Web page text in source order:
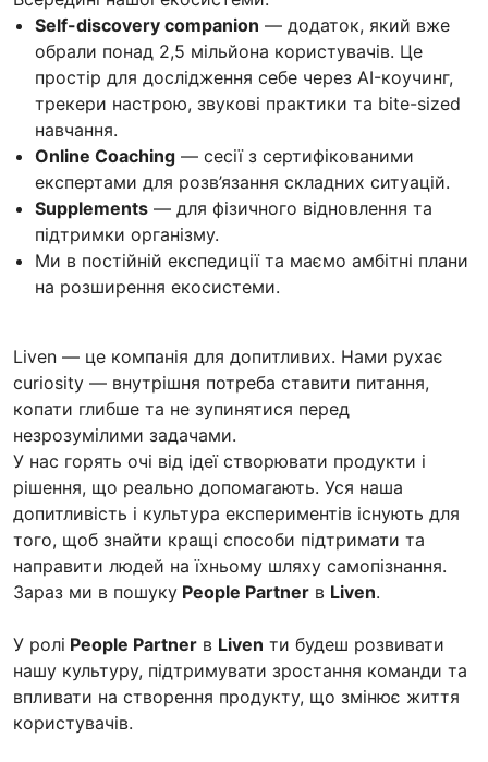
Self-discovery companion — додаток, який вже
обрали понад 2,5 мільйона користувачів. Це
простір для дослідження себе через AI-коучинг,
трекери настрою, звукові практики та bite-sized
навчання.
Online Coaching — сесії з сертифікованими
експертами для розв’язання складних ситуацій.
Supplements — для фізичного відновлення та
підтримки організму.
Ми в постійній експедиції та маємо амбітні плани
на розширення екосистеми.
Liven — це компанія для допитливих. Нами рухає
curiosity — внутрішня потреба ставити питання,
копати глибше та не зупинятися перед
незрозумілими задачами.
У нас горять очі від ідеї створювати продукти і
рішення, що реально допомагають. Уся наша
допитливість і культура експериментів існують для
того, щоб знайти кращі способи підтримати та
направити людей на їхньому шляху самопізнання.
Зараз ми в пошуку People Partner в Liven.
У ролі People Partner в Liven ти будеш розвивати
нашу культуру, підтримувати зростання команди та
впливати на створення продукту, що змінює життя
користувачів.